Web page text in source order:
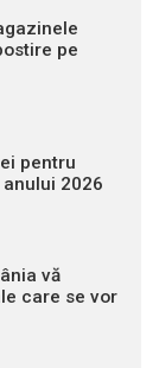
pe
pentru
2026
vă
care se vor